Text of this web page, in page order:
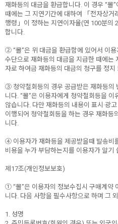
재화등의 대금을 환급합니다. 이 경우 “몰
때에는 그 지연기간에 대하여 「전자상거
행령」이 정하는 지연이자율(연 100분의
합니다.
② “몰”은 위 대금을 환급함에 있어서 이
수단으로 재화등의 대금을 지급한 때에는
자로 하여금 재화등의 대금의 청구를 정지
③ 청약철회등의 경우 공급받은 재화등의
니다. “몰”은 이용자에게 청약철회등을
않습니다. 다만 재화등의 내용이 표시·광
이행되어 청약철회등을 하는 경우 재화등
니다.
④ 이용자가 재화등을 제공받을때 발송비
비용을 누가 부담하는지를 이용자가 알기
제17조(개인정보보호)
① “몰”은 이용자의 정보수집시 구매계약
니다. 다음 사항을 필수사항으로 하며 그
1. 성명